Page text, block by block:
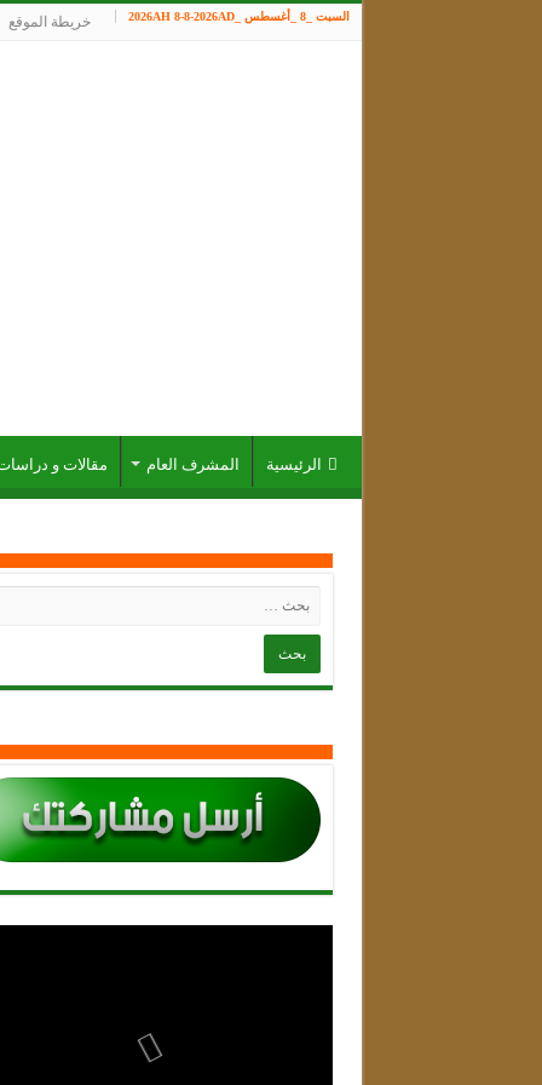
السبت _8 _أغسطس _2026AH 8-8-2026AD خريطة الموقع
الرئيسية المشرف العام مقالات و